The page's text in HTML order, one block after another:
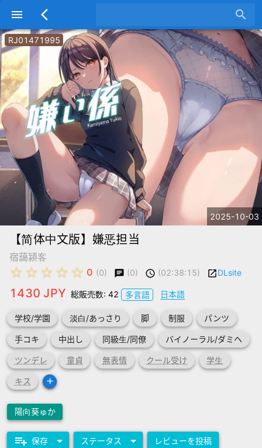
menu arrow_back_ios search
RJ01471995
2025-10-03
【简体中文版】嫌恶担当
宿藹潁客
star_border star_border star_border star_border star_border 0 (0) chat (0) schedule (02:38:15) launchDLsite
1430 JPY 総販売数: 42 多言語 日本語
学校/学園 淡白/あっさり 脚 制服 パンツ
手コキ 中出し 同級生/同僚 バイノーラル/ダミヘ
ツンデレ 童貞 無表情 クール受け 学生
キス add
陽向葵ゅか
playlist_add 保存 arrow_drop_down ステータス arrow_drop_down レビューを投稿